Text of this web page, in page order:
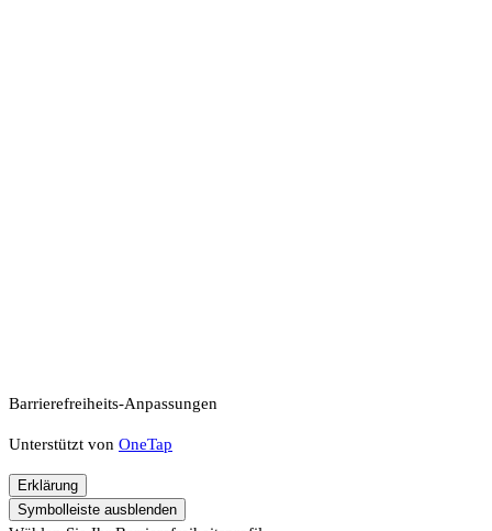
Barrierefreiheits-Anpassungen
Unterstützt von OneTap
Erklärung
Symbolleiste ausblenden